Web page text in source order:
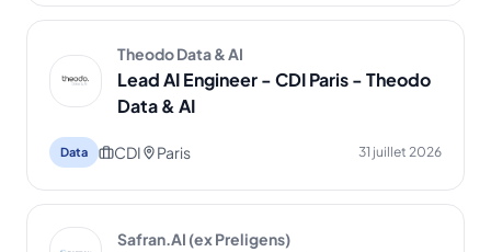
Theodo Data & AI
Lead AI Engineer - CDI Paris - Theodo
Data & AI
Data CDI Paris 31 juillet 2026
Safran.AI (ex Preligens)